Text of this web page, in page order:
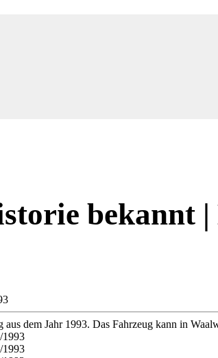
bekannt |
dem Jahr 1993. Das Fahrzeug kann in